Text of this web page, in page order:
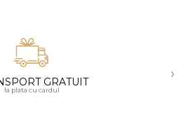
GRATUIT
la plata cu cardul
›